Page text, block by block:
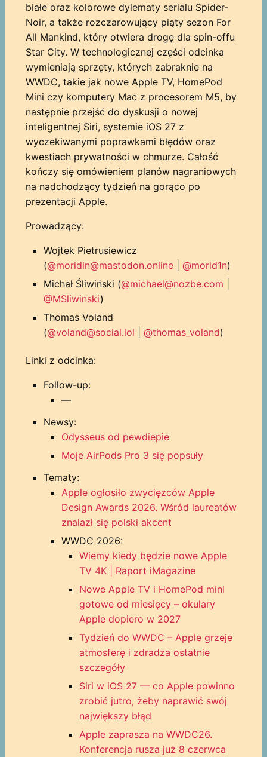
białe oraz kolorowe dylematy serialu Spider-
Noir, a także rozczarowujący piąty sezon For
All Mankind, który otwiera drogę dla spin-offu
Star City. W technologicznej części odcinka
wymieniają sprzęty, których zabraknie na
WWDC, takie jak nowe Apple TV, HomePod
Mini czy komputery Mac z procesorem M5, by
następnie przejść do dyskusji o nowej
inteligentnej Siri, systemie iOS 27 z
wyczekiwanymi poprawkami błędów oraz
kwestiach prywatności w chmurze. Całość
kończy się omówieniem planów nagraniowych
na nadchodzący tydzień na gorąco po
prezentacji Apple.
Prowadzący:
Wojtek Pietrusiewicz
(@moridin@mastodon.online| @morid1n)
Michał Śliwiński (@michael@nozbe.com
@MSliwinski)
Thomas Voland
(@voland@social.lol @thomas_voland)
Linki z odcinka:
Follow-up:
—
Newsy:
Odysseus od pewdiepie
Moje AirPods Pro 3 się popsuły
Tematy:
Apple ogłosiło zwycięzców Apple
Design Awards 2026. Wśród laureatów
znalazł się polski akcent
WWDC 2026:
Wiemy kiedy będzie nowe Apple
TV 4K | Raport iMagazine
Nowe Apple TV i HomePod mini
gotowe od miesięcy – okulary
Apple dopiero w 2027
Tydzień do WWDC – Apple grzeje
atmosferę i zdradza ostatnie
szczegóły
Siri w iOS 27 — co Apple powinno
zrobić jutro, żeby naprawić swój
największy błąd
Apple zaprasza na WWDC26.
Konferencja rusza już 8 czerwca